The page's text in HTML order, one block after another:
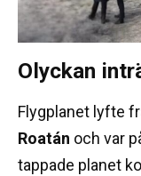
Olyckan
Flygplanet lyfte
Roatán och var
tappade planet